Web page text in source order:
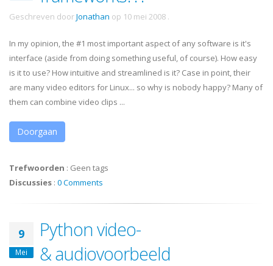
Geschreven doorJonathan op 10 mei 2008 .
In my opinion, the #1 most important aspect of any software is it's
interface (aside from doing something useful, of course). How easy
is it to use? How intuitive and streamlined is it? Case in point, their
are many video editors for Linux... so why is nobody happy? Many of
them can combine video clips ...
Doorgaan
Trefwoorden : Geen tags
Discussies : 0 Comments
9
Mei
Python video-
& audiovoorbeeld